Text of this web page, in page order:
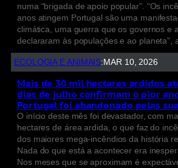
numa “brigada de apoio popular”. “Os
anos atingem Portugal são uma
climática, uma guerra que os governos e
declararam às populações e ao planeta”,
ECOLOGIA E ANIMAIS: MAR 10, 2026
Mais de 30 mil hectares ardidos
dias de julho confirmam o pior
Portugal foi abandonado pelas
O início deste mês foi devastador, com
hectares de área ardida, o que faz do
dos maiores mega-incêndios da história
Nada do que está a acontecer era
Nos meses que se aproximam é